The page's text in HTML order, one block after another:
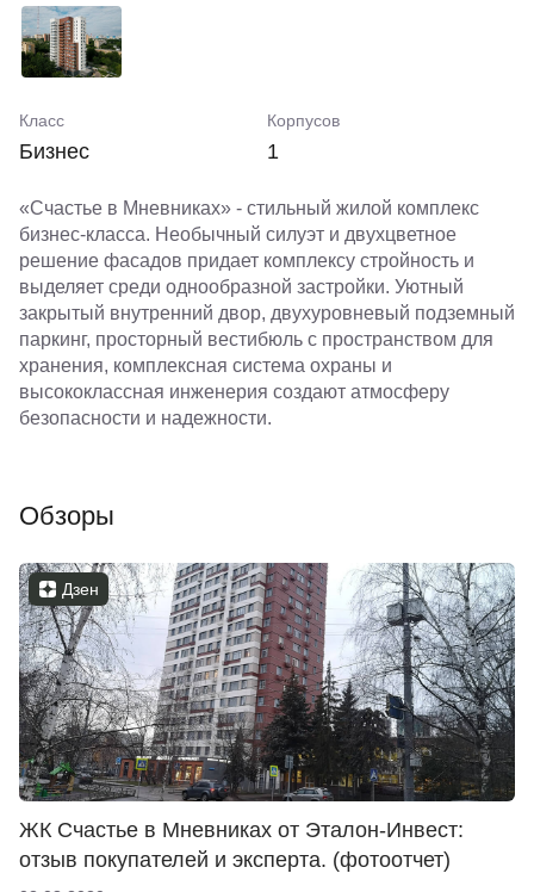
Класс
Бизнес
Корпусов
1
«Счастье в Мневниках» - стильный жилой комплекс
бизнес-класса. Необычный силуэт и двухцветное
решение фасадов придает комплексу стройность и
выделяет среди однообразной застройки. Уютный
закрытый внутренний двор, двухуровневый подземный
паркинг, просторный вестибюль с пространством для
хранения, комплексная система охраны и
высококлассная инженерия создают атмосферу
безопасности и надежности.
Обзоры
Дзен
ЖК Счастье в Мневниках от Эталон-Инвест:
отзыв покупателей и эксперта. (фотоотчет)